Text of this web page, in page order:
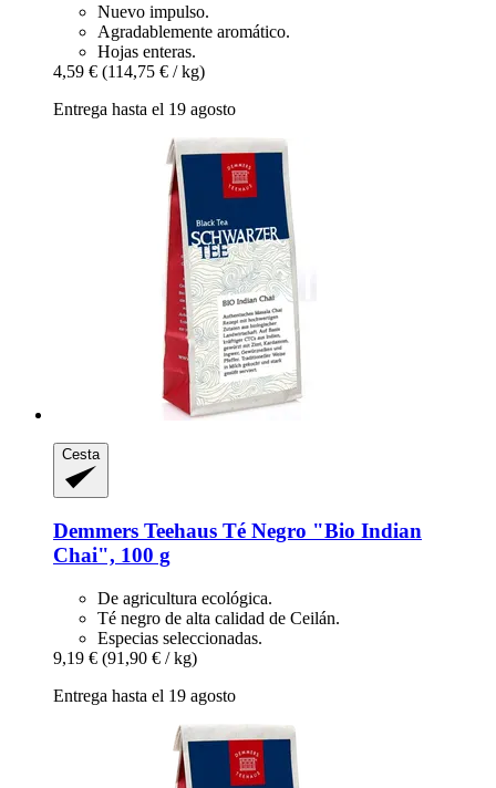
Nuevo impulso.
Agradablemente aromático.
Hojas enteras.
4,59 € (114,75 € / kg)
Entrega hasta el 19 agosto
Cesta
Demmers Teehaus Té Negro "Bio Indian
Chai", 100 g
De agricultura ecológica.
Té negro de alta calidad de Ceilán.
Especias seleccionadas.
9,19 € (91,90 € / kg)
Entrega hasta el 19 agosto